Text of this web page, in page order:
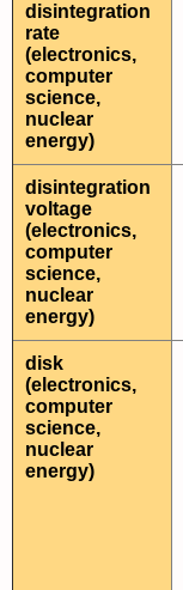
disintegration
rate
(electronics,
computer
science,
nuclear
energy)
disintegration
voltage
(electronics,
computer
science,
nuclear
energy)
disk
(electronics,
computer
science,
nuclear
energy)